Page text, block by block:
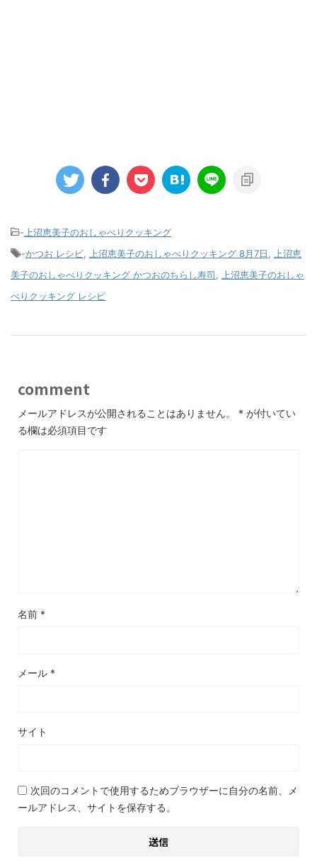
- 上沼恵美子のおしゃべりクッキング
-かつお レシピ 上沼恵美子のおしゃべりクッキング 8月7日
上沼恵
美子のおしゃべりクッキング かつおのちらし寿司
上沼恵美子のおしゃ
べりクッキング レシピ
comment
メールアドレスが公開されることはありません。 * が付いてい
る欄は必須項目です
名前 *
メール *
サイト
次回のコメントで使用するためブラウザーに自分の名前、メ
ールアドレス、サイトを保存する。